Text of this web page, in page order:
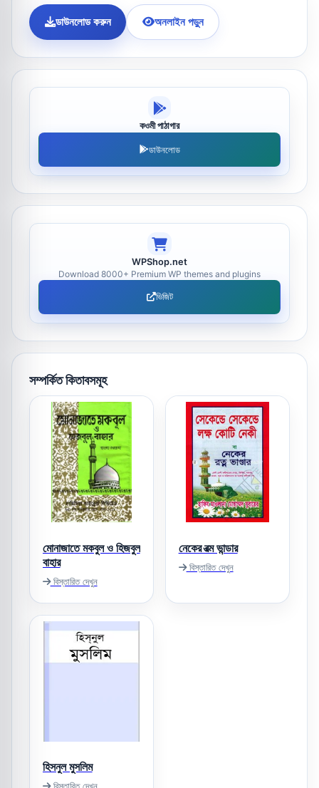
ডাউনলোড করুন অনলাইন পড়ুন
কওমী পাঠাগার
ডাউনলোড
WPShop.net
Download 8000+ Premium WP themes and plugins
ভিজিট
সম্পর্কিত কিতাবসমূহ
মোনাজাতে মকবুল ও হিজবুল
বাহার
বিস্তারিত দেখুন
নেকের রত্ম ভান্ডার
বিস্তারিত দেখুন
হিসনুল মুসলিম